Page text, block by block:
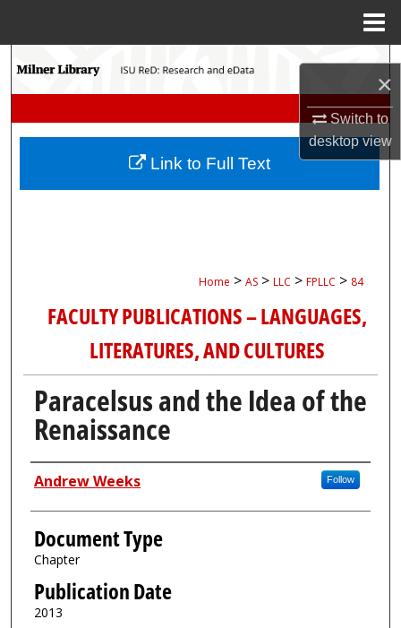
×
Switch to
desktopview
Search
My Account
Home > AS > LLC > FPLLC > 84
FACULTY PUBLICATIONS – LANGUAGES,
LITERATURES, AND CULTURES
Paracelsus and the Idea of the
Renaissance
Authors
Andrew Weeks Follow
Document Type
Chapter
Publication Date
2013
Link to Full Text